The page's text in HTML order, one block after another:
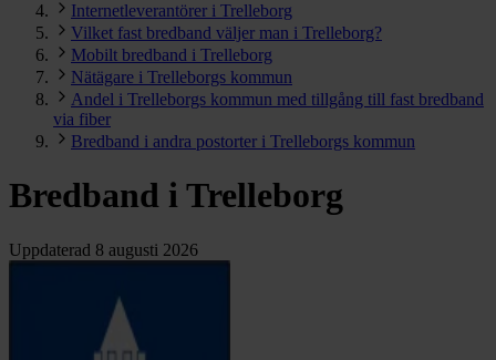
Internetleverantörer i Trelleborg
Vilket fast bredband väljer man i Trelleborg?
Mobilt bredband i Trelleborg
Nätägare i Trelleborgs kommun
Andel i Trelleborgs kommun med tillgång till fast bredband
via fiber
Bredband i andra postorter i Trelleborgs kommun
Bredband i Trelleborg
Uppdaterad 8 augusti 2026